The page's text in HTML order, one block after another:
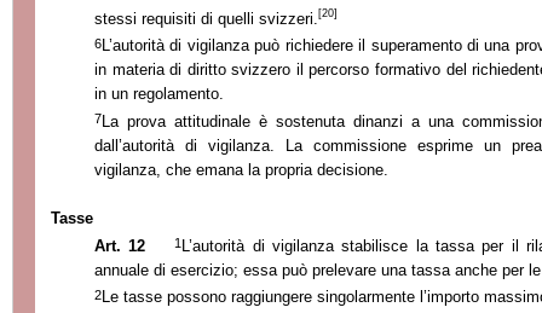
stessi requisiti di quelli svizzeri. [20]
6L’autorità di vigilanza può richiedere il superamento di una
in materia di diritto svizzero il percorso formativo del
in un regolamento.
7 La prova attitudinale è sostenuta dinanzi a una
dall’autorità di vigilanza. La commissione esprime un
vigilanza, che emana la propria decisione.
Tasse
Art. 12
1 L’autorità di vigilanza stabilisce la tassa per il
annuale di esercizio; essa può prelevare una tassa anche per
2Le tasse possono raggiungere singolarmente l’importo